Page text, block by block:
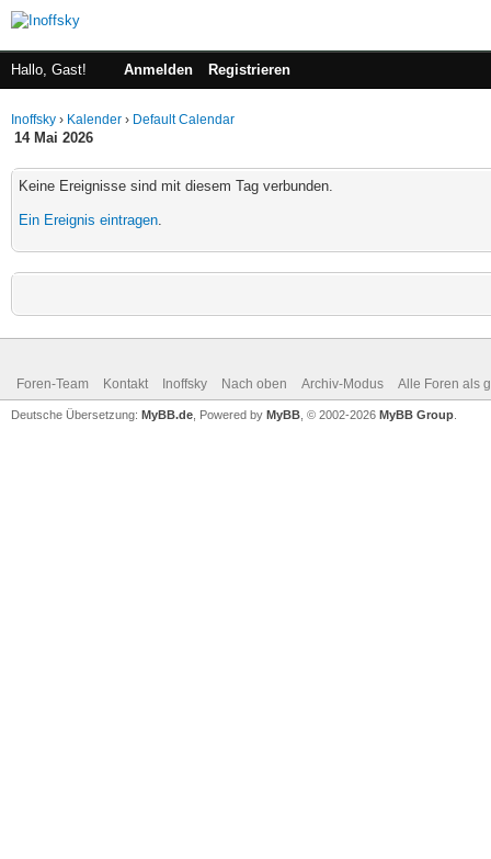
Hallo, Gast! Anmelden Registrieren
Inoffsky › Kalender › Default Calendar
14 Mai 2026
Keine Ereignisse sind mit diesem Tag verbunden.
Ein Ereignis eintragen.
Foren-Team Kontakt Inoffsky Nach oben Archiv-Modus Alle Foren als
Deutsche Übersetzung: MyBB.de , Powered by MyBB , © 2002-2026 MyBB Group